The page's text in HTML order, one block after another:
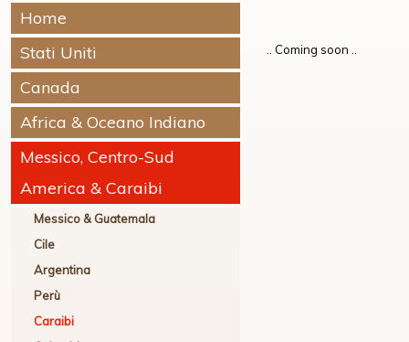
Home
Stati Uniti
Canada
Africa & Oceano Indiano
Messico, Centro-Sud
America & Caraibi
Messico & Guatemala
Cile
Argentina
Perù
Caraibi
.. Coming soon ..